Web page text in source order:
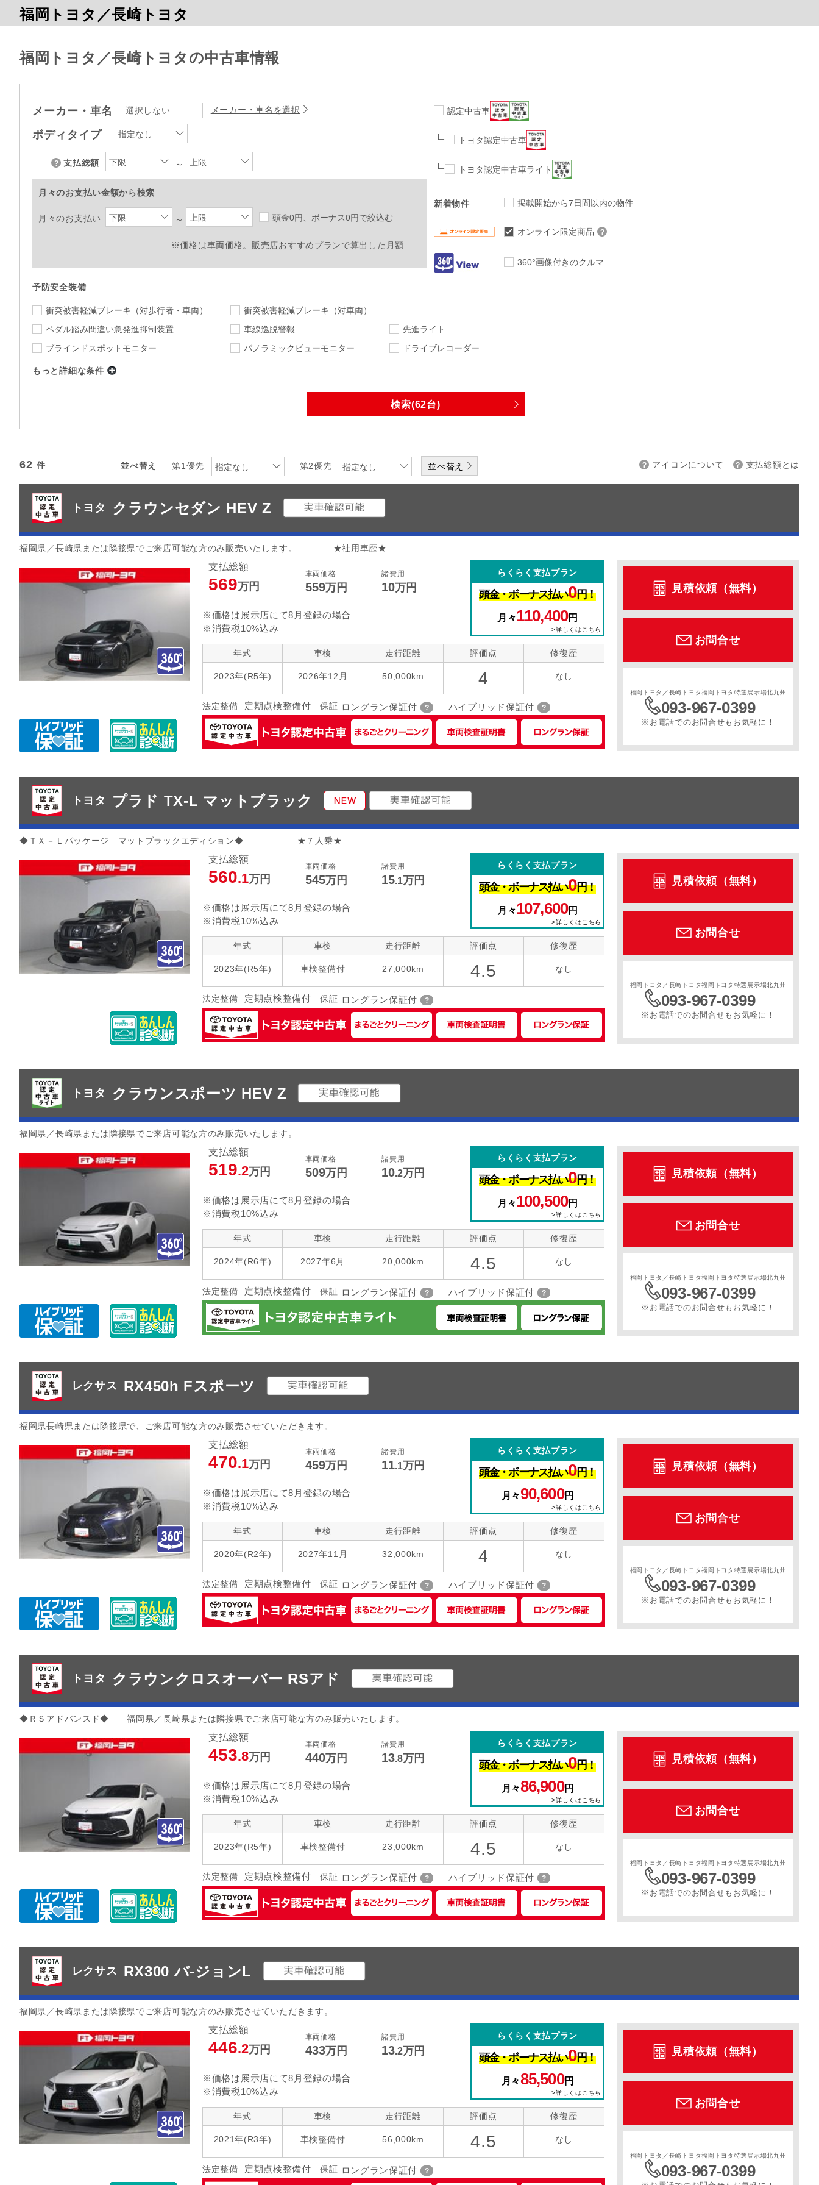
福岡トヨタ／長崎トヨタ
福岡トヨタ／長崎トヨタの中古車情報
メーカー・車名 選択しない メーカー・車名を選択
ボディタイプ 指定なし
支払総額 下限 ～ 上限
月々のお支払い金額から検索
月々のお支払い 下限 ～ 上限 頭金0円、ボーナス0円で絞込む
※価格は車両価格。販売店おすすめプランで算出した月額
認定中古車
トヨタ認定中古車
トヨタ認定中古車ライト
新着物件 掲載開始から7日間以内の物件
オンライン限定商品
360°画像付きのクルマ
予防安全装備
衝突被害軽減ブレーキ （対歩行者・車両）
衝突被害軽減ブレーキ（対車両）
ペダル踏み間違い急発進抑制装置
車線逸脱警報
先進ライト
ブラインドスポットモニター
パノラミックビューモニター ドライブレコーダー
もっと詳細な条件
走行距離 指定なし 車検 指定なし
ワンオーナー 修復歴無
カラー
カーナビ TV
ヘッドランプ 指定なし エアロパーツ 指定なし スライドドア 寒冷地仕様
62 並べ替え 第1優先 指定なし 第2優先 指定なし アイコンについて 支払総額とは
トヨタ クラウンセダン HEV Z
福岡県／長崎県または隣接県でご来店可能な方のみ販売いたします。 ★社用車歴★
支払総額
569万円
車両価格
559万円
諸費用
10万円
※価格は展示店にて8月登録の場合
※消費税10%込み
らくらく支払プラン
頭金・ボーナス払い0円！
月々110,400円
>詳しくはこちら
年式
2023年(R5年)
車検
2026年12月
走行距離
50,000km
評価点
4
修復歴
なし
法定整備 定期点検整備付 保証 ロングラン保証付 ハイブリッド保証付
見積依頼（無料）
お問合せ
福岡トヨタ／長崎トヨタ福岡トヨタ特選展示場北九州
093-967-0399
※お電話でのお問合せもお気軽に！
トヨタ プラド TX-L マットブラック
◆ＴＸ－Ｌパッケージ マットブラックエディション◆ ★７人乗★
支払総額
560.1万円
車両価格
545万円
諸費用
15.1万円
※価格は展示店にて8月登録の場合
※消費税10%込み
らくらく支払プラン
頭金・ボーナス払い0円！
月々107,600円
>詳しくはこちら
年式
2023年(R5年)
車検
車検整備付
走行距離
27,000km
評価点
4.5
修復歴
なし
法定整備 定期点検整備付 保証 ロングラン保証付
見積依頼（無料）
お問合せ
福岡トヨタ／長崎トヨタ福岡トヨタ特選展示場北九州
093-967-0399
※お電話でのお問合せもお気軽に！
トヨタ クラウンスポーツ HEV Z
福岡県／長崎県または隣接県でご来店可能な方のみ販売いたします。
支払総額
519.2万円
車両価格
509万円
諸費用
10.2万円
※価格は展示店にて8月登録の場合
※消費税10%込み
らくらく支払プラン
頭金・ボーナス払い0円！
月々100,500円
>詳しくはこちら
年式
2024年(R6年)
車検
2027年6月
走行距離
20,000km
評価点
4.5
修復歴
なし
法定整備 定期点検整備付 保証 ロングラン保証付 ハイブリッド保証付
見積依頼（無料）
お問合せ
福岡トヨタ／長崎トヨタ福岡トヨタ特選展示場北九州
093-967-0399
※お電話でのお問合せもお気軽に！
レクサス RX450h Fスポーツ
福岡県長崎県または隣接県で、ご来店可能な方のみ販売させていただきます。
支払総額
470.1万円
車両価格
459万円
諸費用
11.1万円
※価格は展示店にて8月登録の場合
※消費税10%込み
らくらく支払プラン
頭金・ボーナス払い0円！
月々90,600円
>詳しくはこちら
年式
2020年(R2年)
車検
2027年11月
走行距離
32,000km
評価点
4
修復歴
なし
法定整備 定期点検整備付 保証 ロングラン保証付 ハイブリッド保証付
見積依頼（無料）
お問合せ
福岡トヨタ／長崎トヨタ福岡トヨタ特選展示場北九州
093-967-0399
※お電話でのお問合せもお気軽に！
トヨタ クラウンクロスオーバー RSアド
◆ＲＳアドバンスド◆ 福岡県／長崎県または隣接県でご来店可能な方のみ販売いたします。
支払総額
453.8万円
車両価格
440万円
諸費用
13.8万円
※価格は展示店にて8月登録の場合
※消費税10%込み
らくらく支払プラン
頭金・ボーナス払い0円！
月々86,900円
>詳しくはこちら
年式
2023年(R5年)
車検
車検整備付
走行距離
23,000km
評価点
4.5
修復歴
なし
法定整備 定期点検整備付 保証 ロングラン保証付 ハイブリッド保証付
見積依頼（無料）
お問合せ
福岡トヨタ／長崎トヨタ福岡トヨタ特選展示場北九州
093-967-0399
※お電話でのお問合せもお気軽に！
レクサス RX300 バ-ジョンL
福岡県／長崎県または隣接県でご来店可能な方のみ販売させていただきます。
支払総額
446.2万円
車両価格
433万円
諸費用
13.2万円
※価格は展示店にて8月登録の場合
※消費税10%込み
らくらく支払プラン
頭金・ボーナス払い0円！
月々85,500円
>詳しくはこちら
年式
2021年(R3年)
車検
車検整備付
走行距離
56,000km
評価点
4.5
修復歴
なし
法定整備 定期点検整備付 保証 ロングラン保証付
見積依頼（無料）
お問合せ
福岡トヨタ／長崎トヨタ福岡トヨタ特選展示場北九州
093-967-0399